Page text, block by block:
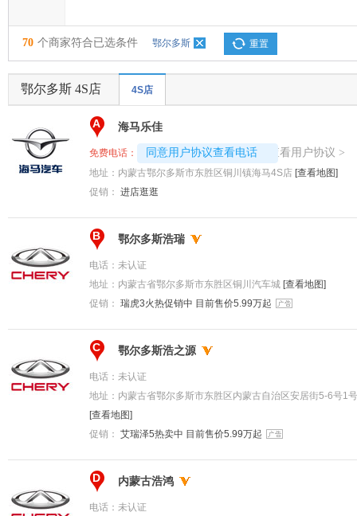
70 个商家符合已选条件 鄂尔多斯 重置
鄂尔多斯 4S店 4S店
A 海马乐佳
免费电话： 同意用户协议查看电话
4008192707-8584 查看用户协议 >
地址： 内蒙古鄂尔多斯市东胜区铜川镇海马4S店 [查看地图]
促销： 进店逛逛
B 鄂尔多斯浩瑞
电话： 未认证
地址： 内蒙古省鄂尔多斯市东胜区铜川汽车城 [查看地图]
促销： 瑞虎3火热促销中 目前售价5.99万起
C 鄂尔多斯浩之源
电话： 未认证
地址： 内蒙古省鄂尔多斯市东胜区内蒙古自治区安居街5-6号1
[查看地图]
促销： 艾瑞泽5热卖中 目前售价5.99万起
D 内蒙古浩鸿
电话： 未认证